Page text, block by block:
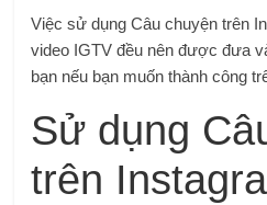
Việc sử dụng Câu chuyện trên
video IGTV đều nên được đưa
bạn nếu bạn muốn thành công
Sử dụng
trên